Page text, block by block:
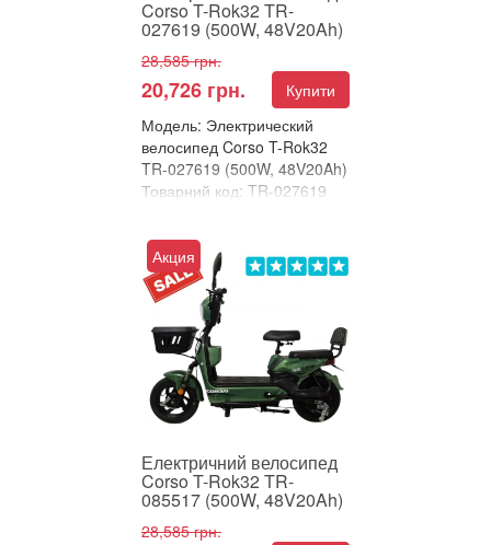
Corso T-Rok32 TR-
027619 (500W, 48V20Ah)
28,585 грн.
20,726 грн.
Купити
Модель: Электрический
велосипед Corso T-Rok32
TR-027619 (500W, 48V20Ah)
Товарний код: TR-027619
Порівняти
Електричний велосипед
Corso T-Rok32 – комфорт і
потужність в одній моделі
Corso T-Rok32 – це суча...
Акция
Електричний велосипед
Corso T-Rok32 TR-
085517 (500W, 48V20Ah)
28,585 грн.